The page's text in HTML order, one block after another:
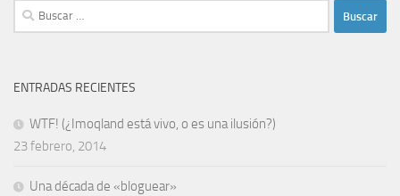
Buscar:
ENTRADAS RECIENTES
WTF! (¿Imoqland está vivo, o es una ilusión?)
23 febrero, 2014
Una década de «bloguear»